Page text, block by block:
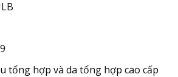
tổng hợp và da tổng hợp cao cấp